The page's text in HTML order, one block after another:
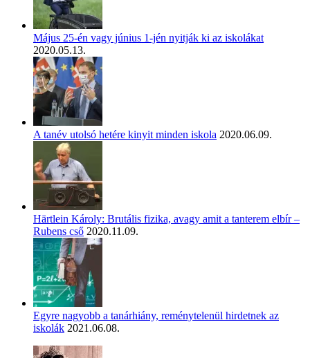
Május 25-én vagy június 1-jén nyitják ki az iskolákat
2020.05.13.
A tanév utolsó hetére kinyit minden iskola 2020.06.09.
Härtlein Károly: Brutális fizika, avagy amit a tanterem elbír –
Rubens cső 2020.11.09.
Egyre nagyobb a tanárhiány, reménytelenül hirdetnek az
iskolák 2021.06.08.